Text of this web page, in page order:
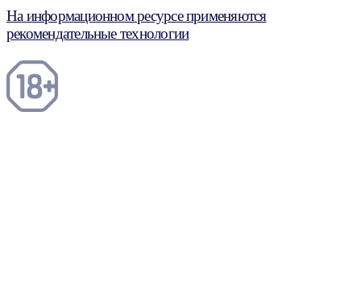
На информационном ресурсе применяются
рекомендательные технологии